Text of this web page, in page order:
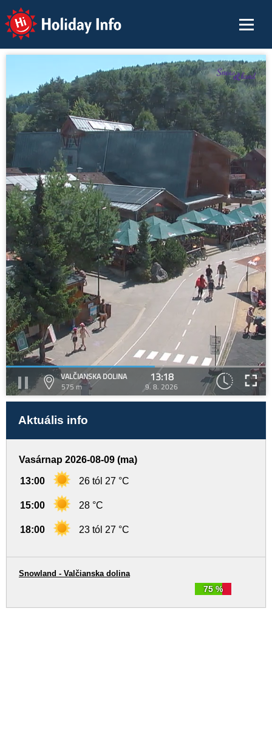
Holiday Info
VALČIANSKA DOLINA
575 m
13:18
9. 8. 2026
Aktuális info
Vasárnap 2026-08-09 (ma)
13:00 26 tól 27 °C
15:00 28 °C
18:00 23 tól 27 °C
75 %
Snowland - Valčianska dolina